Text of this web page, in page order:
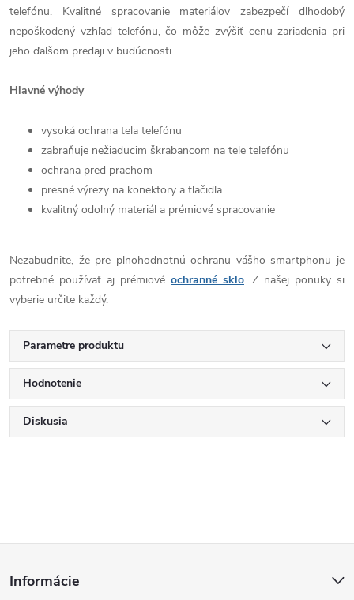
telefónu. Kvalitné spracovanie materiálov zabezpečí dlhodobý
nepoškodený vzhľad telefónu, čo môže zvýšiť cenu zariadenia pri
jeho ďalšom predaji v budúcnosti.
Hlavné výhody
vysoká ochrana tela telefónu
zabraňuje nežiaducim škrabancom na tele telefónu
ochrana pred prachom
presné výrezy na konektory a tlačidla
kvalitný odolný materiál a prémiové spracovanie
Nezabudnite, že pre plnohodnotnú ochranu vášho smartphonu je
potrebné používať aj prémiové ochranné sklo. Z našej ponuky si
vyberie určite každý.
Parametre produktu
Hodnotenie
Diskusia
Informácie